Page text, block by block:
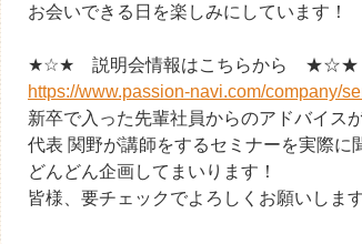
お会いできる日を楽しみにしています！
★☆★ 説明会情報はこちらから ★☆★
https://www.passion-navi.com/company/
新卒で入った先輩社員からのアドバイス
代表 関野が講師をするセミナーを実際
どんどん企画してまいります！
皆様、要チェックでよろしくお願いします